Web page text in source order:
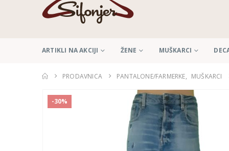
ARTIKLI NA AKCIJI ŽENE MUŠKARCI
PRODAVNICA PANTALONE/FARMERKE, MUŠKARCI
-30%